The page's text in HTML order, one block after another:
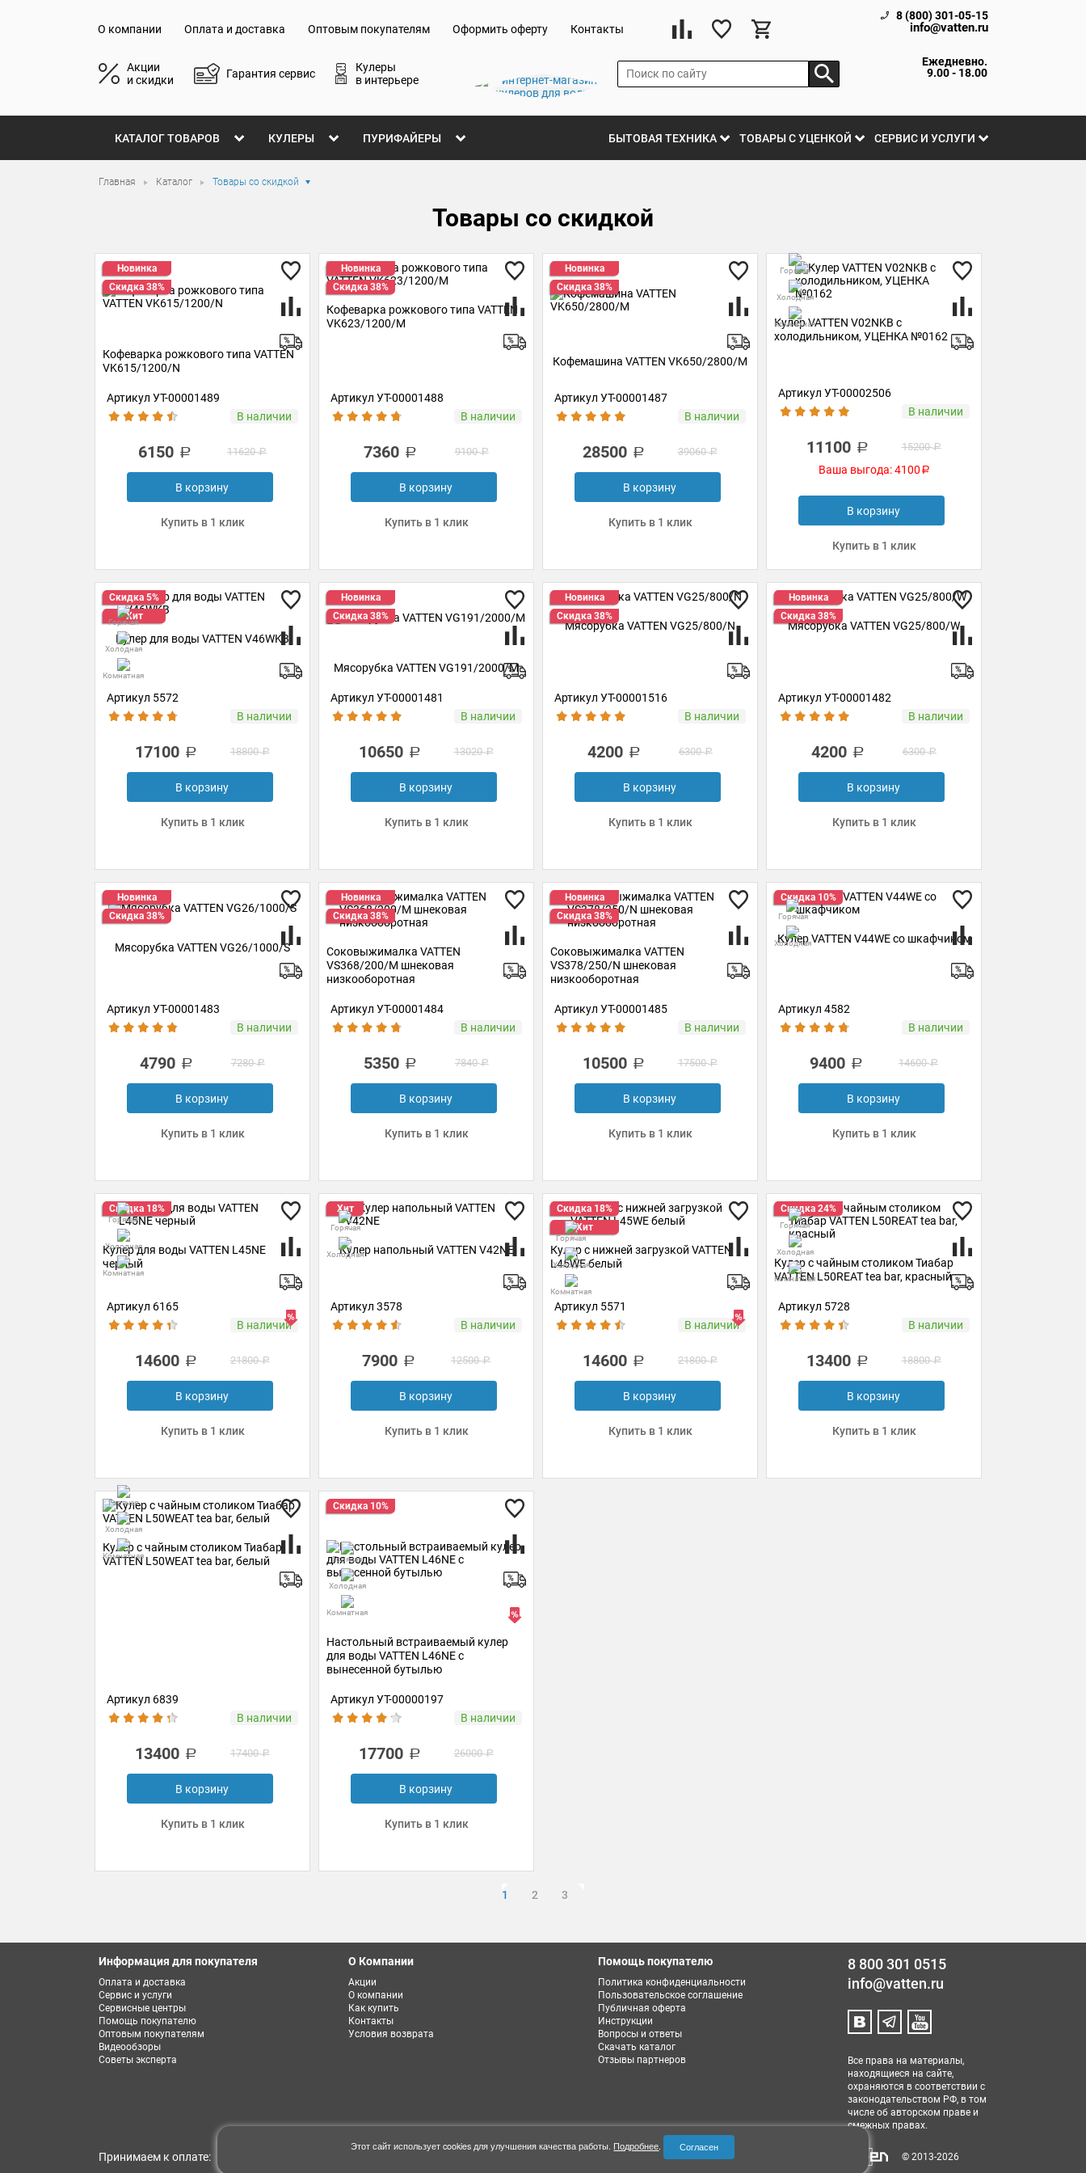
О компании Оплата и доставка Оптовым покупателям Оформить оферту Контакты
8 (800) 301-05-15
info@vatten.ru
Акции
и скидки
Гарантия сервис
Кулеры
в интерьере
Ежедневно.
9.00 - 18.00
КАТАЛОГ ТОВАРОВ КУЛЕРЫ ПУРИФАЙЕРЫ БЫТОВАЯ ТЕХНИКА ТОВАРЫ С УЦЕНКОЙ СЕРВИС И УСЛУГИ
Главная Каталог Товары со скидкой
Товары со скидкой
Новинка
Скидка 38%
Кофеварка рожкового типа VATTEN
VK615/1200/N
Артикул УТ-00001489
В наличии
6150 11620
В корзину
Купить в 1 клик
Новинка
Скидка 38%
Кофеварка рожкового типа VATTEN
VK623/1200/M
Артикул УТ-00001488
В наличии
7360 9100
В корзину
Купить в 1 клик
Новинка
Скидка 38%
Кофемашина VATTEN VK650/2800/M
Артикул УТ-00001487
В наличии
28500 39060
В корзину
Купить в 1 клик
Горячая
Холодная
Комнатная
Кулер VATTEN V02NKB с
холодильником, УЦЕНКА №0162
Артикул УТ-00002506
В наличии
11100 15200
Ваша выгода: 4100
В корзину
Купить в 1 клик
Скидка 5%
Хит
Горячая
Холодная
Комнатная
Кулер для воды VATTEN V46WKB
Артикул 5572
В наличии
17100 18800
В корзину
Купить в 1 клик
Новинка
Скидка 38%
Мясорубка VATTEN VG191/2000/M
Артикул УТ-00001481
В наличии
10650 13020
В корзину
Купить в 1 клик
Новинка
Скидка 38%
Мясорубка VATTEN VG25/800/N
Артикул УТ-00001516
В наличии
4200 6300
В корзину
Купить в 1 клик
Новинка
Скидка 38%
Мясорубка VATTEN VG25/800/W
Артикул УТ-00001482
В наличии
4200 6300
В корзину
Купить в 1 клик
Новинка
Скидка 38%
Мясорубка VATTEN VG26/1000/S
Артикул УТ-00001483
В наличии
4790 7280
В корзину
Купить в 1 клик
Новинка
Скидка 38%
Соковыжималка VATTEN
VS368/200/M шнековая
низкооборотная
Артикул УТ-00001484
В наличии
5350 7840
В корзину
Купить в 1 клик
Новинка
Скидка 38%
Соковыжималка VATTEN
VS378/250/N шнековая
низкооборотная
Артикул УТ-00001485
В наличии
10500 17500
В корзину
Купить в 1 клик
Скидка 10%
Горячая
Холодная
Кулер VATTEN V44WE со шкафчиком
Артикул 4582
В наличии
9400 14600
В корзину
Купить в 1 клик
Скидка 18%
Горячая
Холодная
Комнатная
Кулер для воды VATTEN L45NE
черный
Артикул 6165
В наличии
14600 21800
В корзину
Купить в 1 клик
Хит
Горячая
Холодная
Кулер напольный VATTEN V42NE
Артикул 3578
В наличии
7900 12500
В корзину
Купить в 1 клик
Скидка 18%
Хит
Горячая
Холодная
Комнатная
Кулер с нижней загрузкой VATTEN
L45WE белый
Артикул 5571
В наличии
14600 21800
В корзину
Купить в 1 клик
Скидка 24%
Горячая
Холодная
Комнатная
Кулер с чайным столиком Тиабар
VATTEN L50REAT tea bar, красный
Артикул 5728
В наличии
13400 18800
В корзину
Купить в 1 клик
Горячая
Холодная
Комнатная
Кулер с чайным столиком Тиабар
VATTEN L50WEAT tea bar, белый
Артикул 6839
В наличии
13400 17400
В корзину
Купить в 1 клик
Скидка 10%
Горячая
Холодная
Комнатная
Настольный встраиваемый кулер
для воды VATTEN L46NE с
вынесенной бутылью
Артикул УТ-00000197
В наличии
17700 26000
В корзину
Купить в 1 клик
1 2 3
Информация для покупателя
Оплата и доставка
Сервис и услуги
Сервисные центры
Помощь покупателю
Оптовым покупателям
Видеообзоры
Советы эксперта
О Компании
Акции
О компании
Как купить
Контакты
Условия возврата
Помощь покупателю
Политика конфиденциальности
Пользовательское соглашение
Публичная оферта
Инструкции
Вопросы и ответы
Скачать каталог
Отзывы партнеров
8 800 301 0515
info@vatten.ru
Все права на материалы,
находящиеся на сайте,
охраняются в соответствии с
законодательством РФ, в том
числе об авторском праве и
смежных правах.
Принимаем к оплате: © 2013-2026
Этот сайт использует cookies для улучшения качества работы. Подробнее Согласен